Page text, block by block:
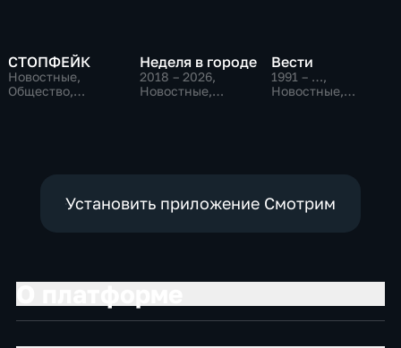
СТОПФЕЙК
Новостные,
Общество,
Неделя в городе
2018 – 2026,
Новостные,
Вести
1991 – …,
Новостные,
Установить приложение Смотрим